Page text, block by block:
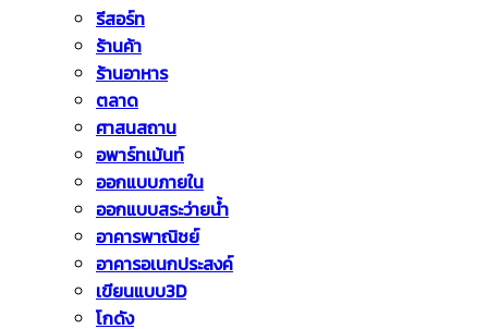
รีสอร์ท
ร้านค้า
ร้านอาหาร
ตลาด
ศาสนสถาน
อพาร์ทเม้นท์
ออกแบบภายใน
ออกแบบสระว่ายน้ำ
อาคารพาณิชย์
อาคารอเนกประสงค์
เขียนแบบ3D
โกดัง